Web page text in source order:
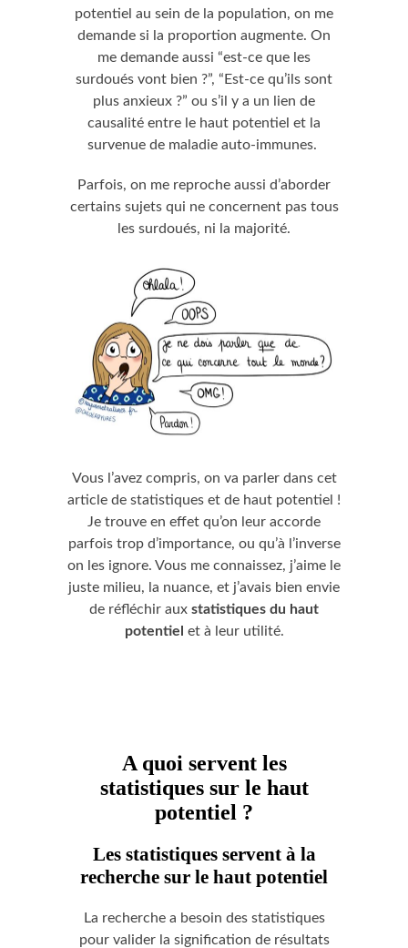
potentiel au sein de la population, on me
demande si la proportion augmente. On
me demande aussi “est-ce que les
surdoués vont bien ?”, “Est-ce qu’ils sont
plus anxieux ?” ou s’il y a un lien de
causalité entre le haut potentiel et la
survenue de maladie auto-immunes.
Parfois, on me reproche aussi d’aborder
certains sujets qui ne concernent pas tous
les surdoués, ni la majorité.
Vous l’avez compris, on va parler dans cet
article de statistiques et de haut potentiel !
Je trouve en effet qu’on leur accorde
parfois trop d’importance, ou qu’à l’inverse
on les ignore. Vous me connaissez, j’aime le
juste milieu, la nuance, et j’avais bien envie
de réfléchir aux statistiques du haut
potentiel et à leur utilité.
A quoi servent les
statistiques sur le haut
potentiel ?
Les statistiques servent à la
recherche sur le haut potentiel
La recherche a besoin des statistiques
pour valider la signification de résultats